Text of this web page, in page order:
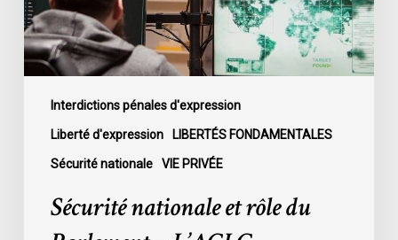
Interdictions pénales d'expression
Liberté d'expression LIBERTÉS FONDAMENTALES
Sécurité nationale VIE PRIVÉE
L’ACLC
intervient
dans
affaire
ontarienne
Sécurité nationale et rôle du